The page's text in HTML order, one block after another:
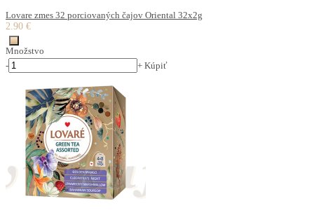
Lovare zmes 32 porciovaných čajov Oriental 32x2g
2.90 €
Množstvo
-
+ Kúpiť